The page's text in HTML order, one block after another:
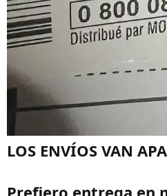
LOS ENVÍOS VAN
Prefiero entrega en